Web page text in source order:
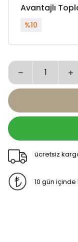
Avantajlı
%10
ücretsiz
10 gün